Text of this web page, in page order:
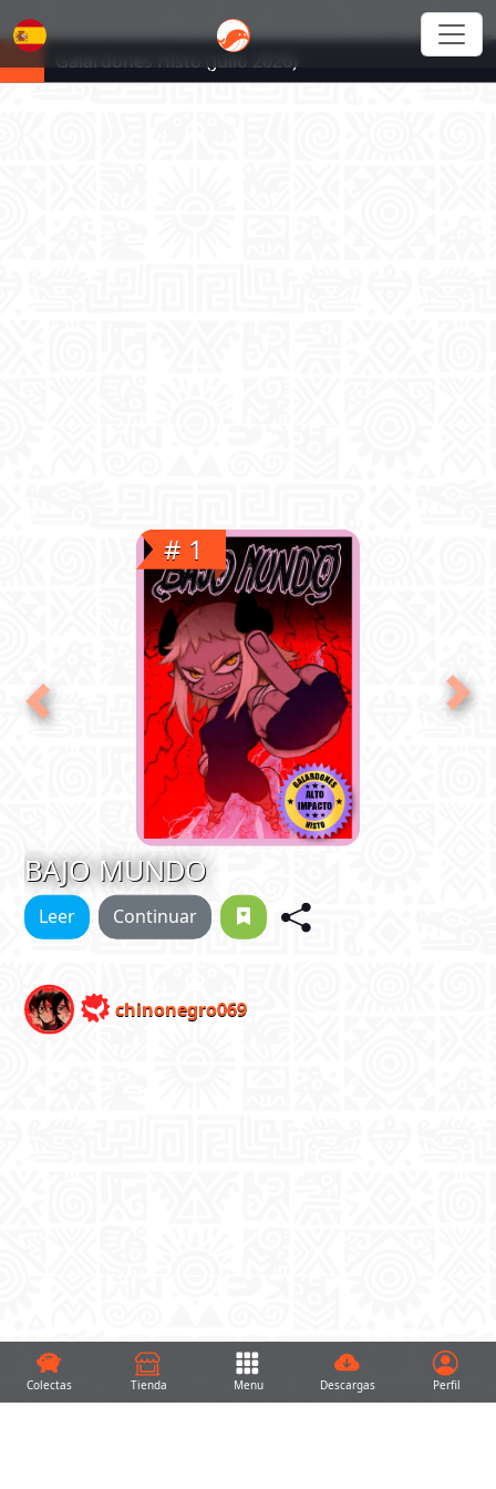
Español
# 1
BAJO MUNDO
Leer Continuar
chinonegro069
Previous Next
Galardones Histo (Julio 2026)
Colectas Tienda Menu Descargas Perfil